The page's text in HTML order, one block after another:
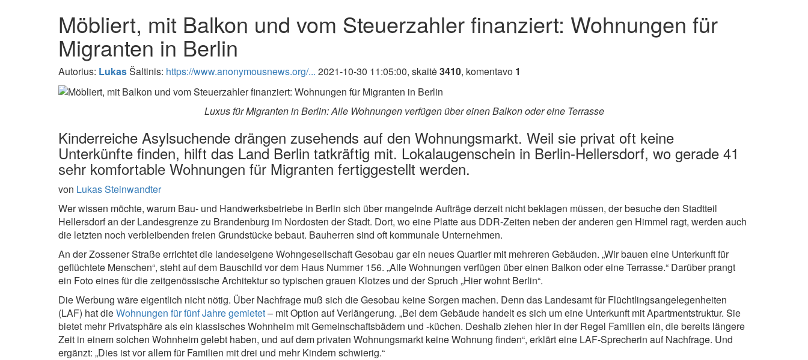
Möbliert, mit Balkon und vom Steuerzahler finanziert: Wohnungen für
Migranten in Berlin
Autorius: LukasŠaltinis: https://www.anonymousnews.org/... 2021-10-30 11:05:00, skaitė3410, komentavo 1
Luxus für Migranten in Berlin: Alle Wohnungen verfügen über einen Balkon oder eine Terrasse
Kinderreiche Asylsuchende drängen zusehends auf den Wohnungsmarkt. Weil sie privat oft keine
Unterkünfte finden, hilft das Land Berlin tatkräftig mit. Lokalaugenschein in Berlin-Hellersdorf, wo gerade 41
sehr komfortable Wohnungen für Migranten fertiggestellt werden.
von Lukas Steinwandter
Wer wissen möchte, warum Bau- und Handwerksbetriebe in Berlin sich über mangelnde Aufträge derzeit nicht beklagen müssen, der besuche den Stadtteil
Hellersdorf an der Landesgrenze zu Brandenburg im Nordosten der Stadt. Dort, wo eine Platte aus DDR-Zeiten neben der anderen gen Himmel ragt, werden auch
die letzten noch verbleibenden freien Grundstücke bebaut. Bauherren sind oft kommunale Unternehmen.
An der Zossener Straße errichtet die landeseigene Wohngesellschaft Gesobau gar ein neues Quartier mit mehreren Gebäuden. „Wir bauen eine Unterkunft für
geflüchtete Menschen“, steht auf dem Bauschild vor dem Haus Nummer 156. „Alle Wohnungen verfügen über einen Balkon oder eine Terrasse.“ Darüber prangt
ein Foto eines für die zeitgenössische Architektur so typischen grauen Klotzes und der Spruch „Hier wohnt Berlin“.
Die Werbung wäre eigentlich nicht nötig. Über Nachfrage muß sich die Gesobau keine Sorgen machen. Denn das Landesamt für Flüchtlingsangelegenheiten
(LAF) hat dieWohnungen für fünf Jahre gemietet– mit Option auf Verlängerung. „Bei dem Gebäude handelt es sich um eine Unterkunft mit Apartmentstruktur. Sie
bietet mehr Privatsphäre als ein klassisches Wohnheim mit Gemeinschaftsbädern und -küchen. Deshalb ziehen hier in der Regel Familien ein, die bereits längere
Zeit in einem solchen Wohnheim gelebt haben, und auf dem privaten Wohnungsmarkt keine Wohnung finden“, erklärt eine LAF-Sprecherin auf Nachfrage. Und
ergänzt: „Dies ist vor allem für Familien mit drei und mehr Kindern schwierig.“